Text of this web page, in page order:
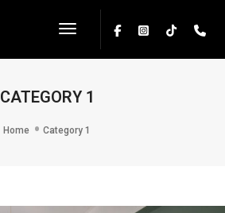
Toggle Navigation
CATEGORY 1
Home Category 1